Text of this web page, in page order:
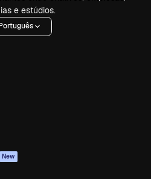
e estúdios.
New